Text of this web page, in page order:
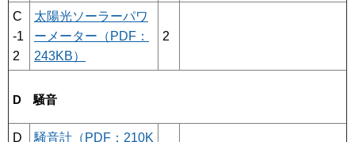
C
-1
2
太陽光ソーラーパワ
ーメーター（PDF：
243KB）
2
D 騒音
D 騒音計（PDF：210K